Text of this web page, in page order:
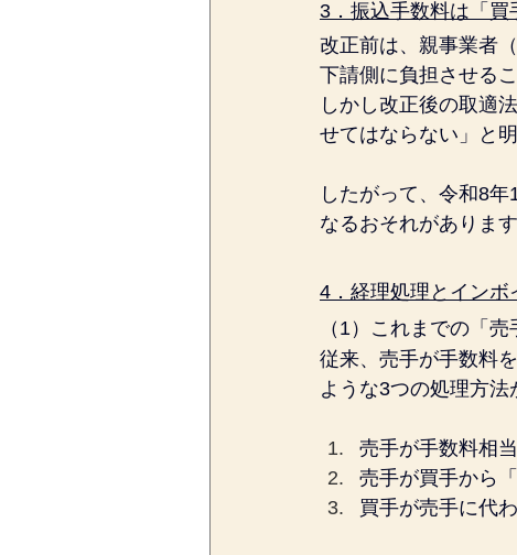
3．振込手数料は「買
改正前は、親事業者
下請側に負担させる
しかし改正後の取適
せてはならない」と
したがって、令和8
なるおそれがあります
4．経理処理とインボ
（1）これまでの「
従来、売手が手数料
ような3つの処理方法
売手が手数料相
売手が買手から
買手が売手に代